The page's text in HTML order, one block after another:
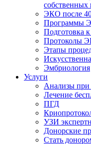
собственных
ЭКО после
Программы
Подготовка
Протоколы
Этапы
Эмбриология
Услуги
Анализы при
Лечение
ПГД
УЗИ
Донорские
Стать